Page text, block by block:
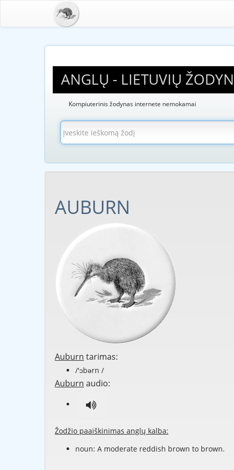
ANGLŲ - LIETUVIŲ
Kompiuterinis žodynas internete nemokamai
AUBURN
Auburn tarimas:
/'ɔbərn /
Auburn audio:
Žodžio paaiškinimas anglų kalba:
noun: A moderate reddish brown to brown.